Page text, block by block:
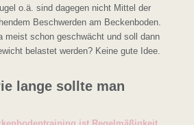
o.ä. sind dagegen nicht Mittel der
Beschwerden am Beckenboden.
meist schon geschwächt und soll dann
belastet werden? Keine gute Idee.
lange sollte man